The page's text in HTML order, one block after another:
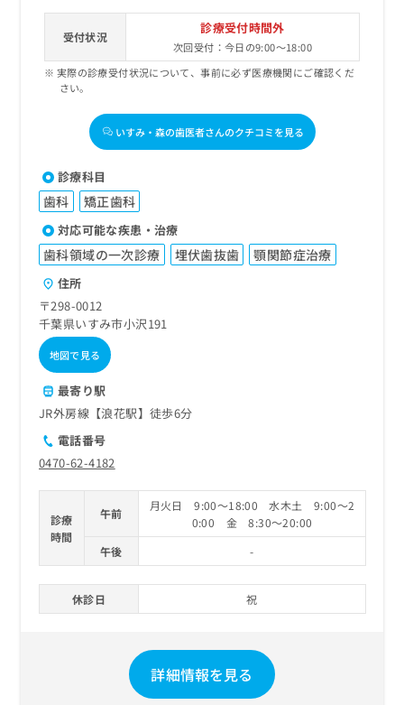
受付状況
診療受付時間外
次回受付：今日の9:00～18:00
実際の診療受付状況について、事前に必ず医療機関にご確認くだ
さい。
いすみ・森の歯医者さんのクチコミを見る
診療科目
歯科 矯正歯科
対応可能な疾患・治療
歯科領域の一次診療 埋伏歯抜歯 顎関節症治療
住所
〒298-0012
千葉県いすみ市小沢191
地図で見る
最寄り駅
JR外房線【浪花駅】徒歩6分
電話番号
0470-62-4182
診療
時間
午前
月火日 9:00～18:00 水木土 9:00～2
0:00 金 8:30～20:00
午後
-
休診日 祝
詳細情報を見る